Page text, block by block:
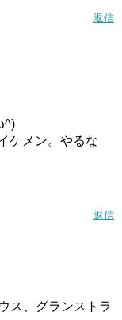
返信
ケメン。やるな
返信
ス、グランストラ